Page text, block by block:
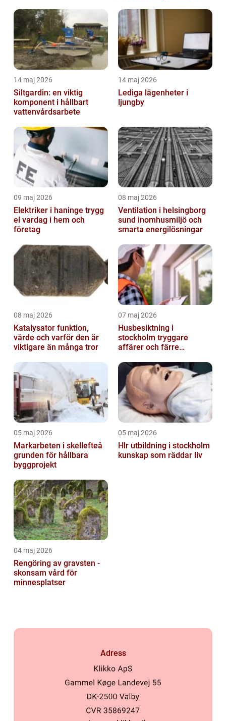
14 maj 2026
Siltgardin: en viktig
komponent i hållbart
vattenvårdsarbete
14 maj 2026
Lediga lägenheter i
ljungby
09 maj 2026
Elektriker i haninge trygg
el vardag i hem och
företag
08 maj 2026
Ventilation i helsingborg
sund inomhusmiljö och
smarta energilösningar
08 maj 2026
Katalysator funktion,
värde och varför den är
viktigare än många tror
07 maj 2026
Husbesiktning i
stockholm tryggare
affärer och färre
05 maj 2026
Markarbeten i skellefteå
grunden för hållbara
byggprojekt
05 maj 2026
Hlr utbildning i stockholm
kunskap som räddar liv
04 maj 2026
Rengöring av gravsten -
skonsam vård för
minnesplatser
Adress